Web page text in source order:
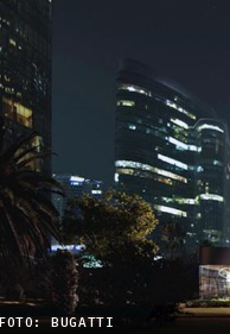
FOTO: BUGATTI